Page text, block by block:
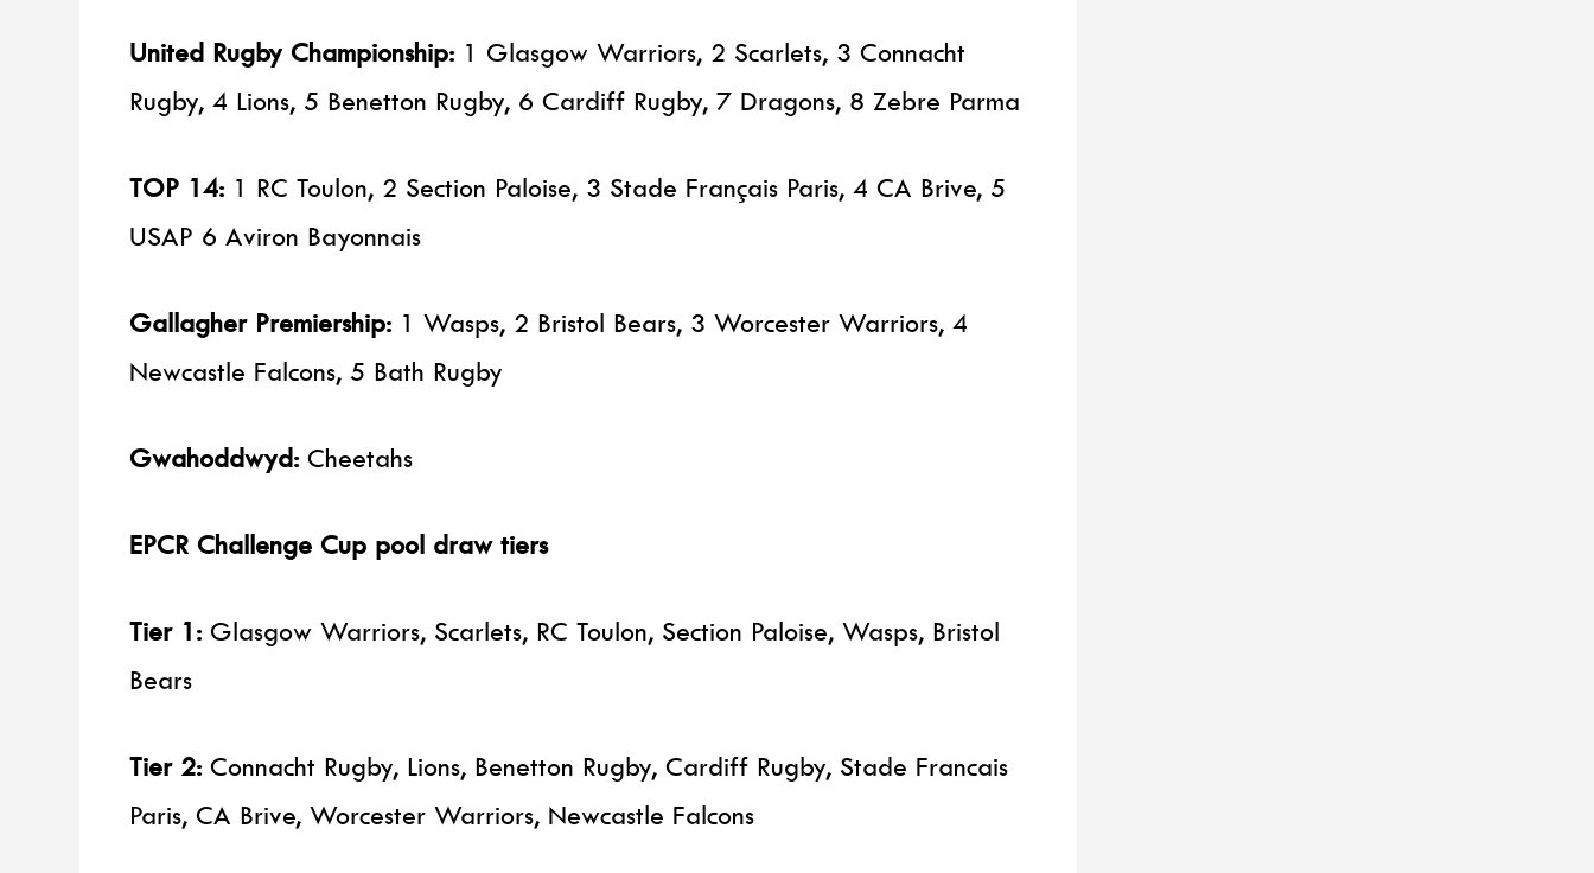
United Rugby Championship:1 Glasgow Warriors, 2 Scarlets, 3 Connacht
Rugby, 4 Lions, 5 Benetton Rugby, 6 Cardiff Rugby, 7 Dragons, 8 Zebre Parma
TOP 14: 1 RC Toulon, 2 Section Paloise, 3 Stade Français Paris, 4 CA Brive, 5
USAP 6 Aviron Bayonnais
Gallagher Premiership: 1 Wasps, 2 Bristol Bears, 3 Worcester Warriors, 4
Newcastle Falcons, 5 Bath Rugby
Gwahoddwyd:Cheetahs
EPCR Challenge Cup pool draw tiers
Tier 1:Glasgow Warriors, Scarlets, RC Toulon, Section Paloise, Wasps, Bristol
Bears
Tier 2:Connacht Rugby, Lions, Benetton Rugby, Cardiff Rugby, Stade Francais
Paris, CA Brive, Worcester Warriors, Newcastle Falcons